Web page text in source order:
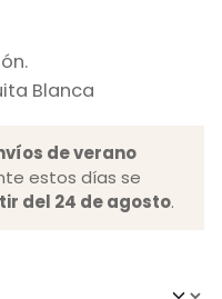
Blanca
de verano
estos días se
del 24 de agosto.